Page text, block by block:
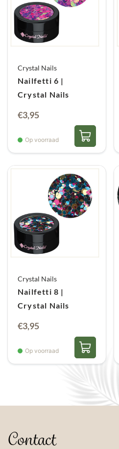
Crystal Nails
Nailfetti 6 |
Crystal Nails
€3,95
Op voorraad
Crystal Nails
Nailfetti 8 |
Crystal Nails
€3,95
Op voorraad
Contact